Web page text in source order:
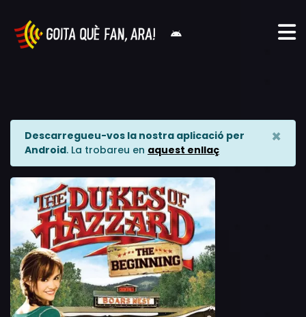
Descarregueu-vos la nostra aplicació per
Android. La trobareu en aquest enllaç
×